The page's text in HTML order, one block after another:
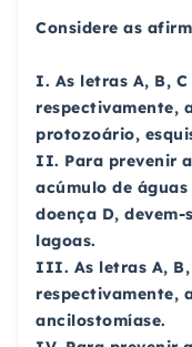
Considere as
I. As letras A, B,
respectivamente,
protozoário,
II. Para prevenir
acúmulo de
doença D,
lagoas.
III. As letras A, B,
respectivamente,
ancilostomíase.